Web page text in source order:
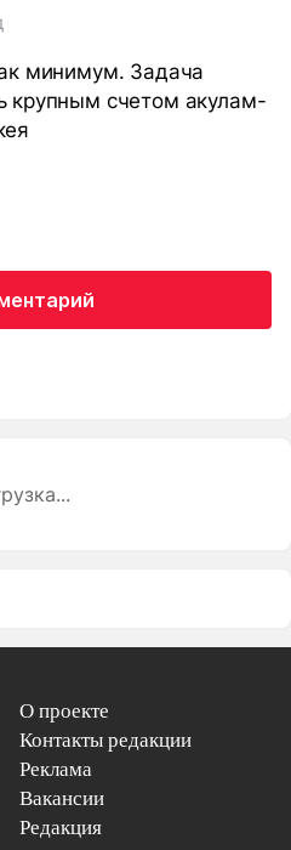
минимум. Задача
крупным счетом акулам-
О проекте
Контакты редакции
Реклама
Вакансии
Редакция